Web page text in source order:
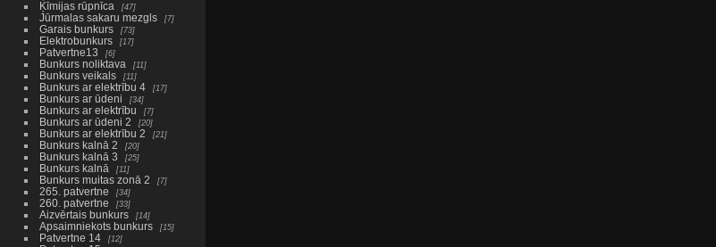
Ķīmijas rūpnīca 47
Jūrmalas sakaru mezgls 7
Garais bunkurs 73
Elektrobunkurs 17
Patvertne13 6
Bunkurs noliktava 11
Bunkurs veikals 11
Bunkurs ar elektrību 4 17
Bunkurs ar ūdeni 34
Bunkurs ar elektrību 7
Bunkurs ar ūdeni 2 20
Bunkurs ar elektrību 2 21
Bunkurs kalnā 2 20
Bunkurs kalnā 3 25
Bunkurs kalnā 11
Bunkurs muitas zonā 2 7
265. patvertne 34
260. patvertne 33
Aizvērtais bunkurs 14
Apsaimniekots bunkurs 15
Patvertne 14 12